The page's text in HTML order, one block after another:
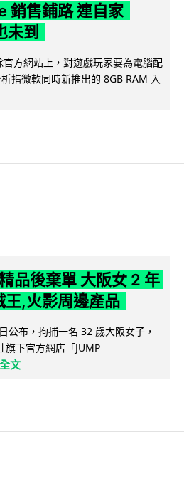
銷售鋪路 連自家
未到
方網站上，對遊戲玩家要為電腦配
指微軟同時新推出的 8GB RAM 入
品後棄單 大阪女 2 年
王,火影周邊產品
公布，拘捕一名 32 歲大阪女子，
旗下官方網店「JUMP
文